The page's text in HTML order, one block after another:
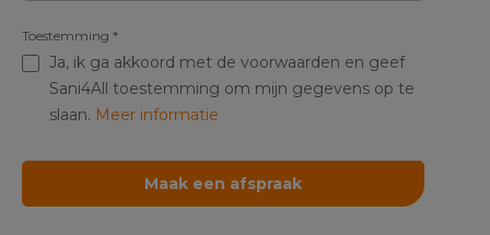
Ja, ik ga akkoord met de voorwaarden en geef
Sani4All toestemming om mijn gegevens op te
slaan. Meer informatie
Toestemming *